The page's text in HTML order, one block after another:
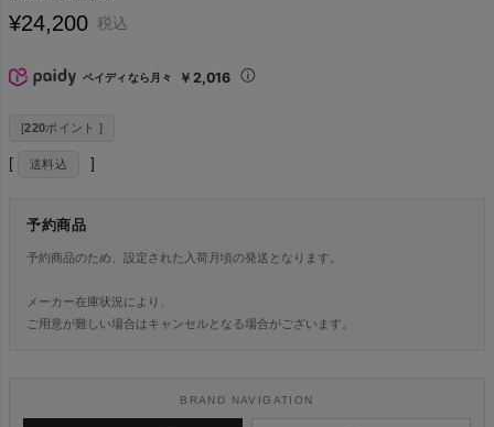
¥24,200 税込
ペイディなら月々 ￥2,016
[220ポイント ]
送料込
予約商品
予約商品のため、設定された入荷月頃の発送となります。
メーカー在庫状況により、
ご用意が難しい場合はキャンセルとなる場合がございます。
BRAND NAVIGATION